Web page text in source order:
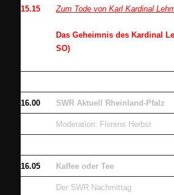
15.15 Zum Tode von Karl Kardinal
Das Geheimnis des Kardinal
SO)
16.00 SWR Aktuell Rheinland-Pfalz
Moderation: Florens Herbst
16.05 Kaffee oder Tee
Der SWR Nachmittag